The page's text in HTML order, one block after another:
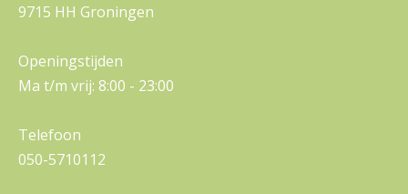
9715 HH Groningen
Openingstijden
Ma t/m vrij: 8:00 - 23:00
Telefoon
050-5710112